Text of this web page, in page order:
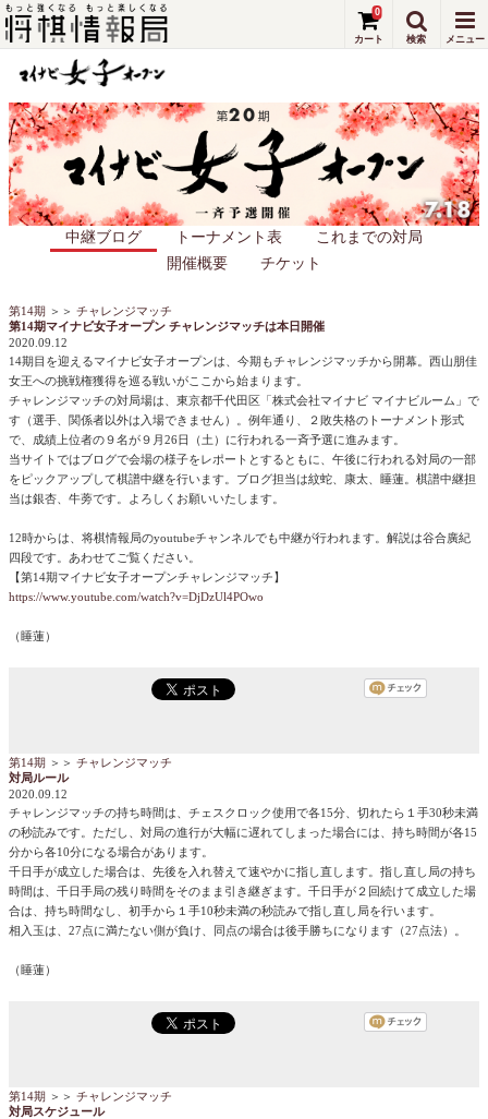
中継ブログ トーナメント表
これまでの対局
開催概要
チケット
0
第14期 ＞＞ チャレンジマッチ
第14期マイナビ女子オープン チャレンジマッチは本日開催
2020.09.12
14期目を迎えるマイナビ女子オープンは、今期もチャレンジマッチから開幕。西山朋佳
女王への挑戦権獲得を巡る戦いがここから始まります。
チャレンジマッチの対局場は、東京都千代田区「株式会社マイナビ マイナビルーム」で
す（選手、関係者以外は入場できません）。例年通り、２敗失格のトーナメント形式
で、成績上位者の９名が９月26日（土）に行われる一斉予選に進みます。
当サイトではブログで会場の様子をレポートとするともに、午後に行われる対局の一部
をピックアップして棋譜中継を行います。ブログ担当は紋蛇、康太、睡蓮。棋譜中継担
当は銀杏、牛蒡です。よろしくお願いいたします。
12時からは、将棋情報局のyoutubeチャンネルでも中継が行われます。解説は谷合廣紀
四段です。あわせてご覧ください。
【第14期マイナビ女子オープンチャレンジマッチ】
https://www.youtube.com/watch?v=DjDzUl4POwo
（睡蓮）
第14期 ＞＞ チャレンジマッチ
対局ルール
2020.09.12
チャレンジマッチの持ち時間は、チェスクロック使用で各15分、切れたら１手30秒未満
の秒読みです。ただし、対局の進行が大幅に遅れてしまった場合には、持ち時間が各15
分から各10分になる場合があります。
千日手が成立した場合は、先後を入れ替えて速やかに指し直します。指し直し局の持ち
時間は、千日手局の残り時間をそのまま引き継ぎます。千日手が２回続けて成立した場
合は、持ち時間なし、初手から１手10秒未満の秒読みで指し直し局を行います。
相入玉は、27点に満たない側が負け、同点の場合は後手勝ちになります（27点法）。
（睡蓮）
第14期 ＞＞ チャレンジマッチ
対局スケジュール